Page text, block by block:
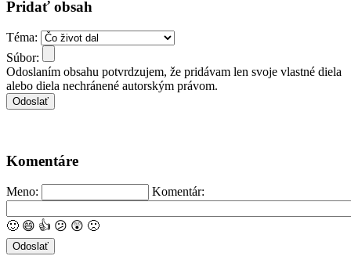
Pridať obsah
Téma:
Súbor:
Odoslaním obsahu potvrdzujem, že pridávam len svoje vlastné diela
alebo diela nechránené autorským právom.
Komentáre
Meno: Komentár:
🙂 😄 👍 😕 😲 🙁